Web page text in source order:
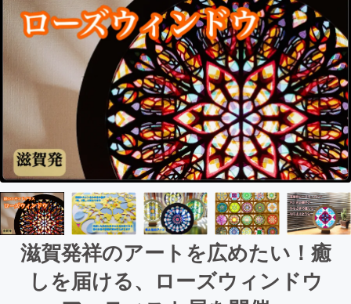
滋賀発祥のアートを広めたい！癒
しを届ける、ローズウィンドウ